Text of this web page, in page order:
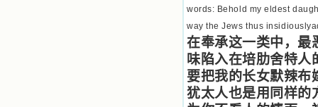
words: Behold my eldest
way the Jews thus
在奉承这一类中，最
味陷入在培肋舍特人
要把我的长女默辣布
犹太人也是用同样的